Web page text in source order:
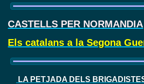
CASTELLS PER NORMANDIA
Els catalans a la Segona
LA PETJADA DELS